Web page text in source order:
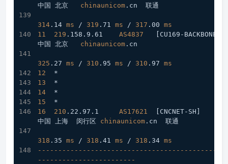
中国 北京 chinaunicom .cn
  联通
314 .14 ms / 319 .71 ms / 317 .00 ms
11
219 .158 .9 .61 AS4837
[CU169-BACKBONE]
中国 北京 chinaunicom .cn
325 .27 ms / 310 .95 ms / 310 .97 ms
12
  *
13
  *
14
  *
15
  *
16
210 .22 .97 .1 AS17621
[CNCNET-SH]
中国 上海  闵行区 chinaunicom .cn
  联通
318 .35 ms / 318 .41 ms / 318 .34 ms
----------------------------------------------
------------------------